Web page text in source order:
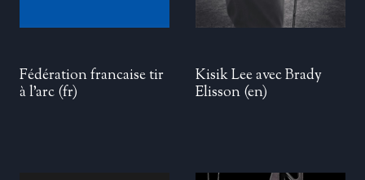
Fédération francaise tir
à l’arc (fr)
Kisik Lee avec Brady
Elisson (en)